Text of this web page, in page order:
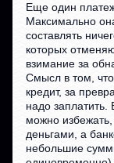
Еще один
Максимально
составлять
которых
взимание за
Смысл в том,
кредит, за
надо заплатить.
можно
деньгами, а
небольшие